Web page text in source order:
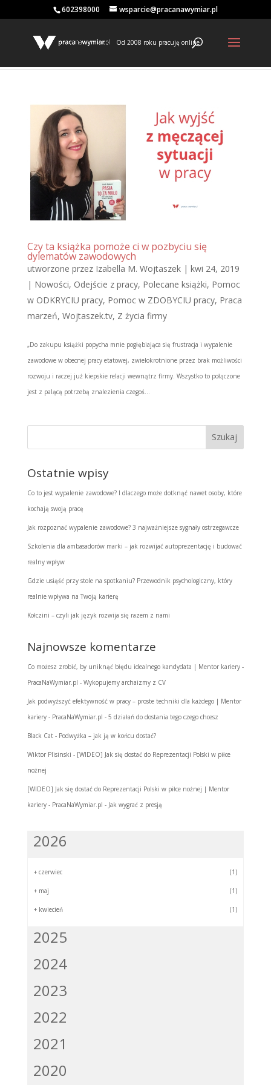
602398000 wsparcie@pracanawymiar.pl
Od 2008 roku pracuję online
Czy ta książka pomoże ci w pozbyciu się
dylematów zawodowych
utworzone przez Izabella M. Wojtaszek| kwi 24, 2019
| Nowości, Odejście z pracy, Polecane książki, Pomoc
w ODKRYCIU pracy, Pomoc w ZDOBYCIU pracy, Praca
marzeń, Wojtaszek.tv, Z życia firmy
„Do zakupu książki popycha mnie pogłębiająca się frustracja i wypalenie
zawodowe w obecnej pracy etatowej, zwielokrotnione przez brak możliwości
rozwoju i raczej już kiepskie relacji wewnątrz firmy. Wszystko to połączone
jest z palącą potrzebą znalezienia czegoś...
Ostatnie wpisy
Co to jest wypalenie zawodowe? I dlaczego może dotknąć nawet osoby, które
kochają swoją pracę
Jak rozpoznać wypalenie zawodowe? 3 najważniejsze sygnały ostrzegawcze
Szkolenia dla ambasadorów marki – jak rozwijać autoprezentację i budować
realny wpływ
Gdzie usiąść przy stole na spotkaniu? Przewodnik psychologiczny, który
realnie wpływa na Twoją karierę
Kołczini – czyli jak język rozwija się razem z nami
Najnowsze komentarze
Co możesz zrobić, by uniknąć błędu idealnego kandydata | Mentor kariery -
PracaNaWymiar.pl - Wykopujemy archaizmy z CV
Jak podwyższyć efektywność w pracy – proste techniki dla każdego | Mentor
kariery - PracaNaWymiar.pl - 5 działań do dostania tego czego chcesz
Black Cat- Podwyżka – jak ją w końcu dostać?
Wiktor Plisinski - [WIDEO] Jak się dostać do Reprezentacji Polski w piłce
nożnej
[WIDEO] Jak się dostać do Reprezentacji Polski w piłce nożnej | Mentor
kariery - PracaNaWymiar.pl - Jak wygrać z presją
2026
+ czerwiec (1)
+ maj (1)
+ kwiecień (1)
2025
2024
2023
2022
2021
2020